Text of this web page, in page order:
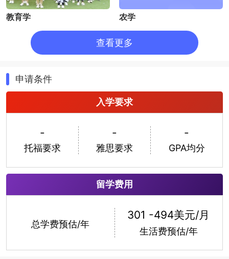
教育学 农学
生物学 护理学
查看更多
申请条件
入学要求
-
托福要求
-
雅思要求
-
GPA均分
留学费用
总学费预估/年
301 -494美元/月
生活费预估/年